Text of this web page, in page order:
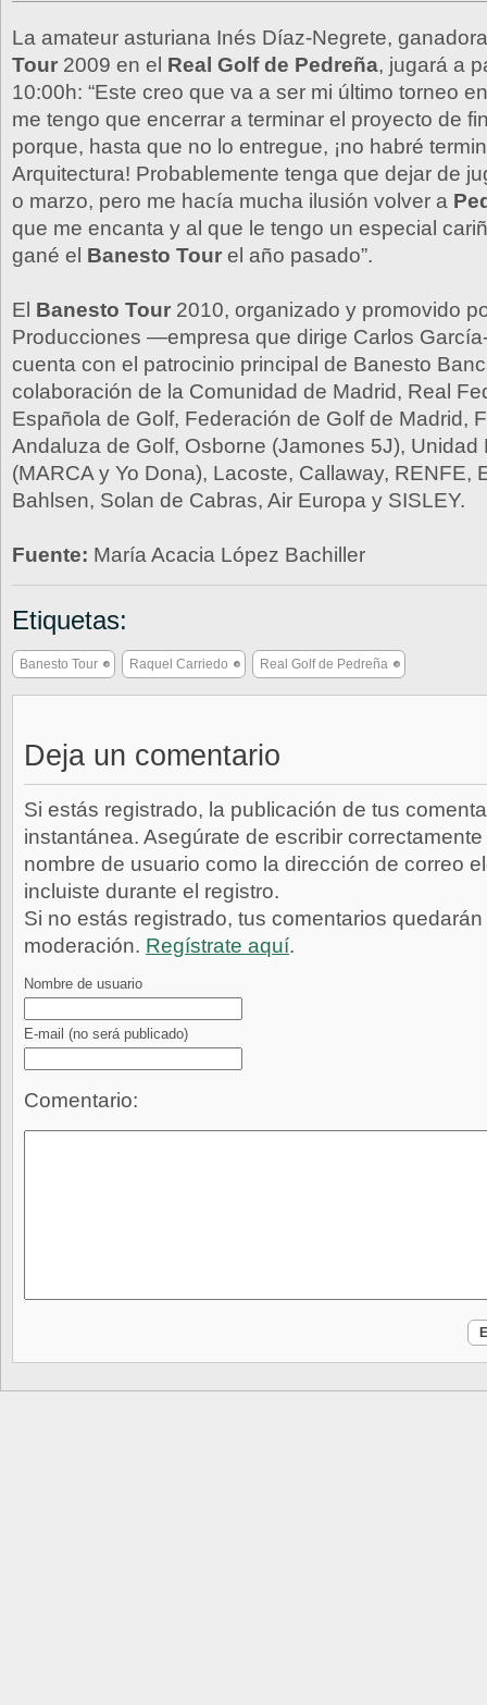
La amateur asturiana Inés Díaz-Negrete,
Tour 2009 en el Real Golf de Pedreña, jugará a
10:00h: “Este creo que va a ser mi último torneo
me tengo que encerrar a terminar el proyecto de
porque, hasta que no lo entregue, ¡no habré
Arquitectura! Probablemente tenga que dejar de
o marzo, pero me hacía mucha ilusión volver a
que me encanta y al que le tengo un especial
gané el Banesto Tour el año pasado”.
El Banesto Tour 2010, organizado y promovido
Producciones —empresa que dirige Carlos
cuenta con el patrocinio principal de Banesto
colaboración de la Comunidad de Madrid, Real
Española de Golf, Federación de Golf de Madrid,
Andaluza de Golf, Osborne (Jamones 5J), Unidad
(MARCA y Yo Dona), Lacoste, Callaway, RENFE,
Bahlsen, Solan de Cabras, Air Europa y SISLEY.
Fuente: María Acacia López Bachiller
Etiquetas:
Banesto Tour Raquel Carriedo Real Golf de Pedreña
Deja un comentario
Si estás registrado, la publicación de tus
instantánea. Asegúrate de escribir
nombre de usuario como la dirección de correo
incluiste durante el registro.
Si no estás registrado, tus comentarios
moderación. Regístrate aquí.
Nombre de usuario
E-mail (no será publicado)
Comentario: